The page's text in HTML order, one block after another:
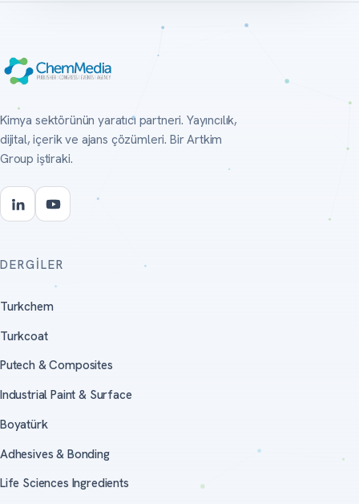
Kimya sektörünün yaratıcı partneri. Yayıncılık,
dijital, içerik ve ajans çözümleri. Bir Artkim
Group iştiraki.
DERGILER
Turkchem
Turkcoat
Putech & Composites
Industrial Paint & Surface
Boyatürk
Adhesives & Bonding
Life Sciences Ingredients